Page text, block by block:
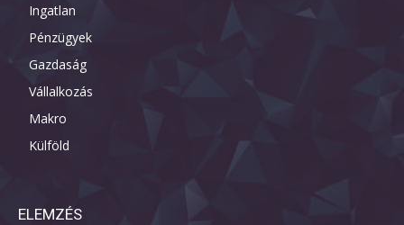
Ingatlan
Pénzügyek
Gazdaság
Vállalkozás
Makro
Külföld
ELEMZÉS